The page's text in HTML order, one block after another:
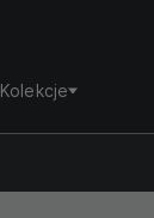
Kolekcje